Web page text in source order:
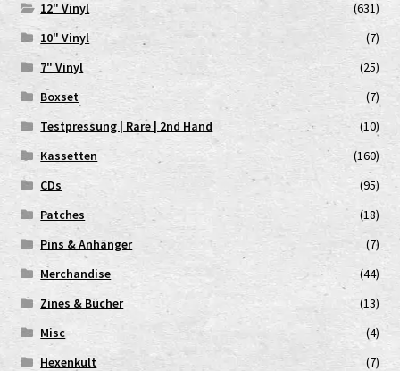
12" Vinyl
(631)
10" Vinyl
(7)
7" Vinyl
(25)
Boxset
(7)
Testpressung | Rare | 2nd Hand
(10)
Kassetten
(160)
CDs
(95)
Patches
(18)
Pins & Anhänger
(7)
Merchandise
(44)
Zines & Bücher
(13)
Misc
(4)
Hexenkult
(7)